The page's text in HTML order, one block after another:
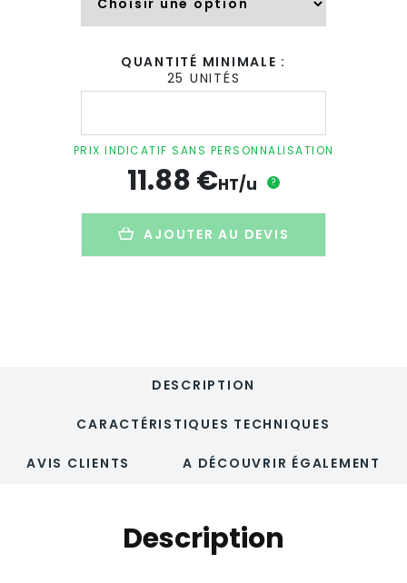
QUANTITÉ MINIMALE :
25 UNITÉS
quantité
personnalisé
en
-
PRIX INDICATIF SANS PERSONNALISATION
11.88€HT/u ?
AJOUTER AU DEVIS
DESCRIPTION
CARACTÉRISTIQUES TECHNIQUES
AVIS CLIENTS A DÉCOUVRIR ÉGALEMENT
Description